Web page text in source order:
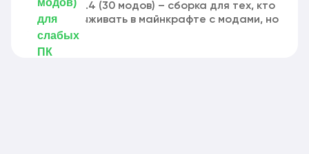
Сборка 1.6.4 (30 модов) – сборка для тех, кто
хочет повыживать в майнкрафте с модами, но
у них...